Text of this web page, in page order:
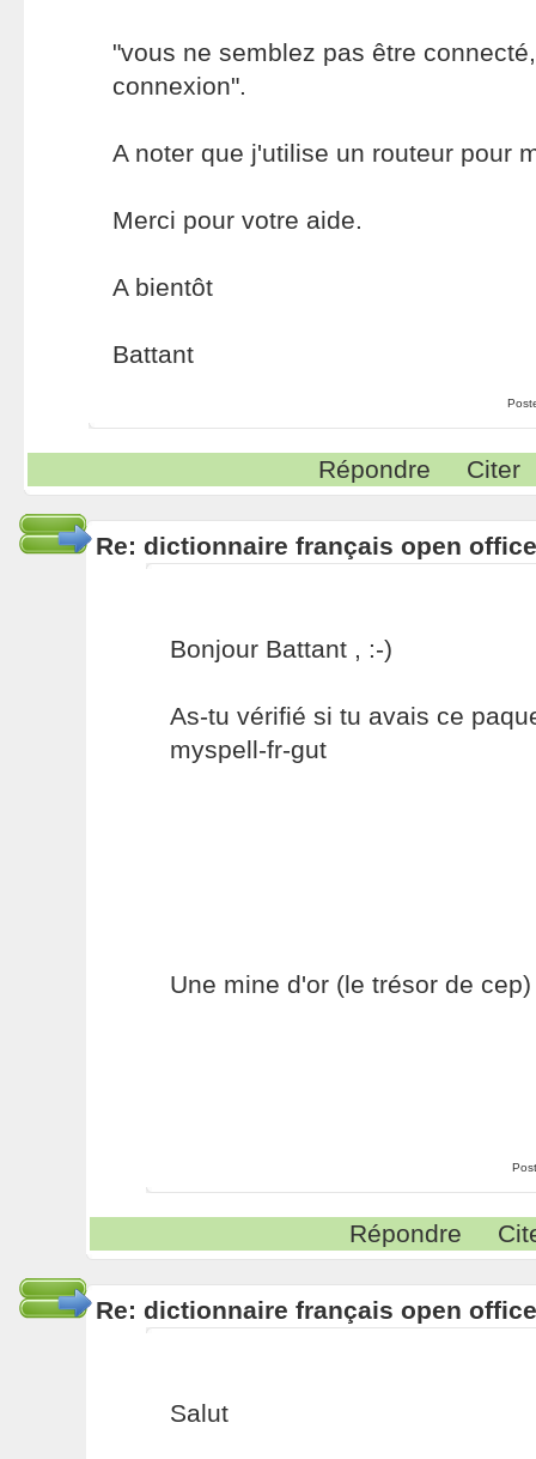
"vous ne semblez pas être
connexion".
A noter que j'utilise un routeur pour
Merci pour votre aide.
A bientôt
Battant
Répondre Citer
Re: dictionnaire français open
Bonjour Battant , :-)
As-tu vérifié si tu avais ce
myspell-fr-gut
Une mine d'or (le trésor de
Répondre
Re: dictionnaire français open
Salut